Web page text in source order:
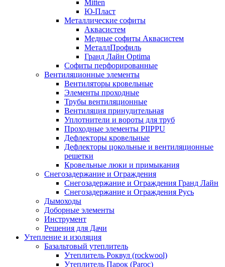
Mitten
Ю-Пласт
Металлические софиты
Аквасистем
Медные софиты Аквасистем
МеталлПрофиль
Гранд Лайн Optima
Софиты перфорированные
Вентиляционные элементы
Вентиляторы кровельные
Элементы проходные
Трубы вентиляционные
Вентиляция принудительная
Уплотнители и вороты для труб
Проходные элементы PIIPPU
Дефлекторы кровельные
Дефлекторы цокольные и вентиляционные
решетки
Кровельные люки и примыкания
Снегозадержание и Ограждения
Снегозадержание и Ограждения Гранд Лайн
Снегозадержание и Ограждения Русь
Дымоходы
Доборные элементы
Инструмент
Решения для Дачи
Утепление и изоляция
Базальтовый утеплитель
Утеплитель Роквул (rockwool)
Утеплитель Парок (Paroc)